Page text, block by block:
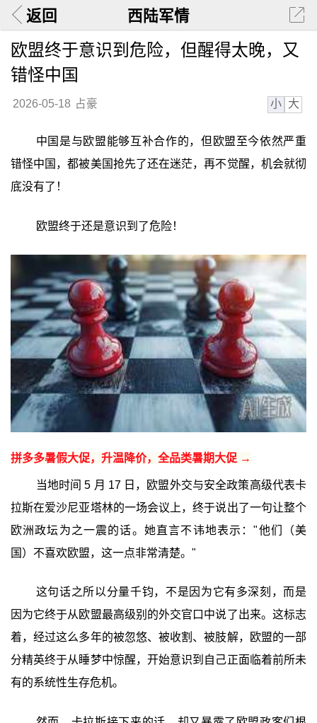
返回 西陆军情
欧盟终于意识到危险，但醒得太晚，又
错怪中国
2026-05-18 占豪 小 大
中国是与欧盟能够互补合作的，但欧盟至今依然严重
错怪中国，都被美国抢先了还在迷茫，再不觉醒，机会就彻
底没有了！
欧盟终于还是意识到了危险！
拼多多暑假大促，升温降价，全品类暑期大促 →
当地时间 5 月 17 日，欧盟外交与安全政策高级代表卡
拉斯在爱沙尼亚塔林的一场会议上，终于说出了一句让整个
欧洲政坛为之一震的话。她直言不讳地表示："他们（美
国）不喜欢欧盟，这一点非常清楚。"
这句话之所以分量千钧，不是因为它有多深刻，而是
因为它终于从欧盟最高级别的外交官口中说了出来。这标志
着，经过这么多年的被忽悠、被收割、被肢解，欧盟的一部
分精英终于从睡梦中惊醒，开始意识到自己正面临着前所未
有的系统性生存危机。